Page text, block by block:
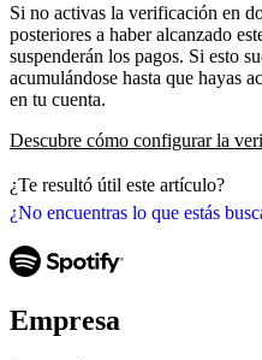
¿No encuentras lo que estás
Si no activas la verificación en
posteriores a haber alcanzado
suspenderán los pagos. Si esto
acumulándose hasta que hayas
en tu cuenta.
Descubre cómo configurar la
¿Te resultó útil este artículo?
Empresa